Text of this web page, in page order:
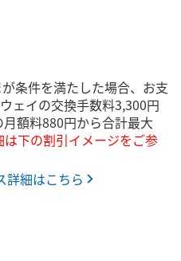
条件を満たした場合、お支
ェイの交換手数料3,300円
額料880円から合計最大
は下の割引イメージをご参
詳細はこちら